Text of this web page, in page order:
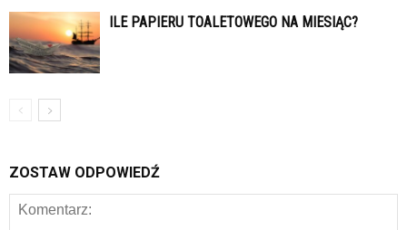
ILE PAPIERU TOALETOWEGO NA MIESIĄC?
ZOSTAW ODPOWIEDŹ